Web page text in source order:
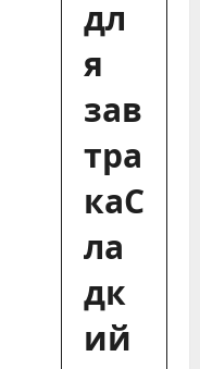
дл
я
зав
тра
каС
ла
дк
ий